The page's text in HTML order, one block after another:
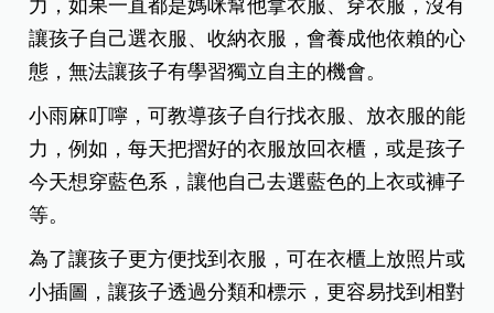
力，如果一直都是媽咪幫他拿衣服、穿衣服，沒有
讓孩子自己選衣服、收納衣服，會養成他依賴的心
態，無法讓孩子有學習獨立自主的機會。
小雨麻叮嚀，可教導孩子自行找衣服、放衣服的能
力，例如，每天把摺好的衣服放回衣櫃，或是孩子
今天想穿藍色系，讓他自己去選藍色的上衣或褲子
等。
為了讓孩子更方便找到衣服，可在衣櫃上放照片或
小插圖，讓孩子透過分類和標示，更容易找到相對